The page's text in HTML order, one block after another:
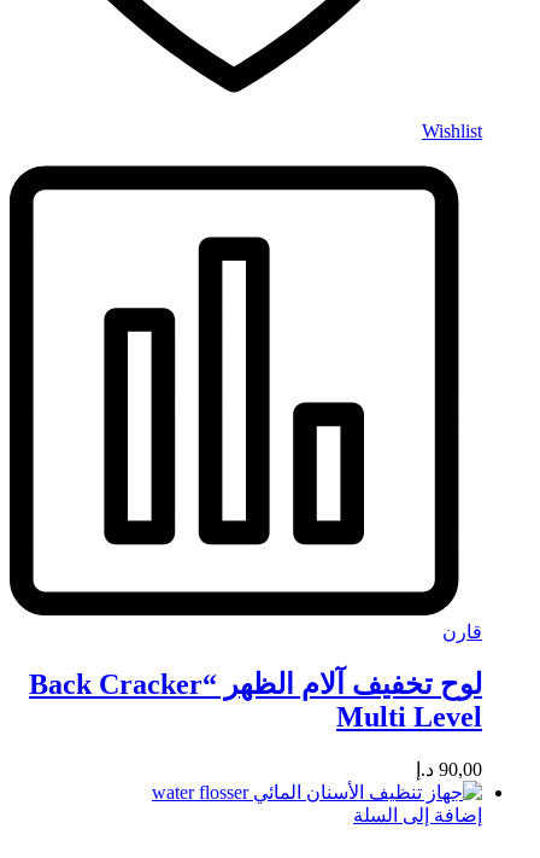
Wishlist
قارن
لوح تخفيف آلام الظهر “Back Cracker
Multi Level
90,00 د.إ
إضافة إلى السلة